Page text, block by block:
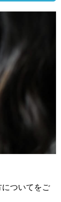
ついてをご